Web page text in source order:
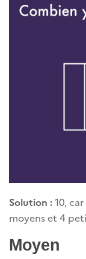
Solution :10,
moyens et 4
Moyen